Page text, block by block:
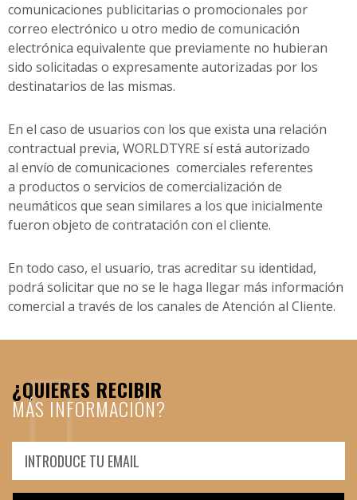
comunicaciones publicitarias o promocionales por
correo electrónico u otro medio de comunicación
electrónica equivalente que previamente no hubieran
sido solicitadas o expresamente autorizadas por los
destinatarios de las mismas.
En el caso de usuarios con los que exista una relación
contractual previa, WORLDTYRE sí está autorizado
al envío de comunicaciones comerciales referentes
a productos o servicios de comercialización de
neumáticos que sean similares a los que inicialmente
fueron objeto de contratación con el cliente.
En todo caso, el usuario, tras acreditar su identidad,
podrá solicitar que no se le haga llegar más información
comercial a través de los canales de Atención al Cliente.
¿QUIERES RECIBIR
MÁS INFORMACIÓN?